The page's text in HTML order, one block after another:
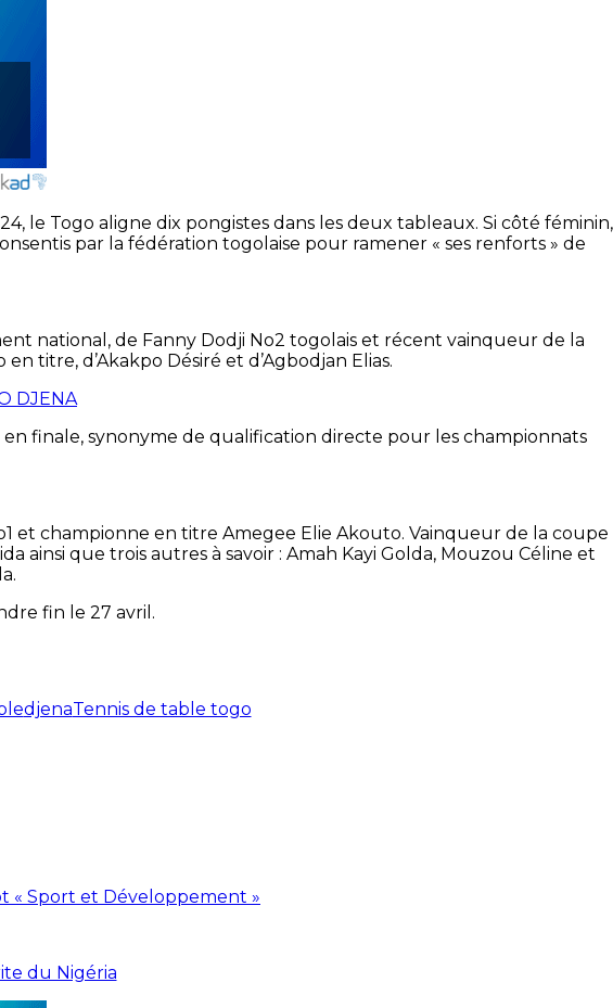
le Togo aligne dix pongistes dans les deux tableaux. Si côté féminin,
par la fédération togolaise pour ramener « ses renforts » de
national, de Fanny Dodji No2 togolais et récent vainqueur de la
titre, d’Akakpo Désiré et d’Agbodjan Elias.
finale, synonyme de qualification directe pour les championnats
et championne en titre Amegee Elie Akouto. Vainqueur de la coupe
ainsi que trois autres à savoir : Amah Kayi Golda, Mouzou Céline et
fin le 27 avril.
djenaTennis de table togo
« Sport et Développement »
du Nigéria